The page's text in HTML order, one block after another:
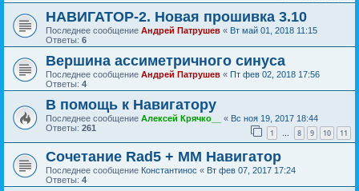
НАВИГАТОР-2. Новая прошивка 3.10
Последнее сообщение Андрей Патрушев « Вт май 01, 2018 11:15
Ответы: 6
Вершина ассиметричного синуса
Последнее сообщение Андрей Патрушев « Пт фев 02, 2018 17:56
Ответы: 4
В помощь к Навигатору
Последнее сообщение Алексей Крячко__ « Вс ноя 19, 2017 18:44
Ответы: 261 1 … 8 9 10 11
Сочетание Rad5 + ММ Навигатор
Последнее сообщение Константинос « Вт фев 07, 2017 17:24
Ответы: 4